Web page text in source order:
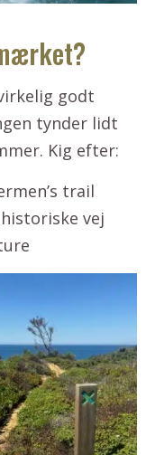
godt
tynder lidt
Kig efter:
trail
vej